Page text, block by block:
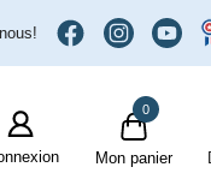
Mon panier
0